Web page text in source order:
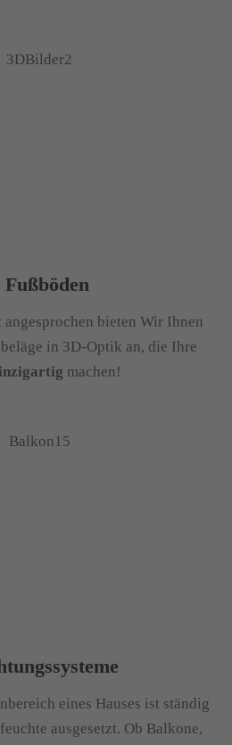
Fußböden
bieten Wir Ihnen
in 3D-Optik an, die Ihre
machen!
eines Hauses ist ständig
ausgesetzt. Ob Balkone,